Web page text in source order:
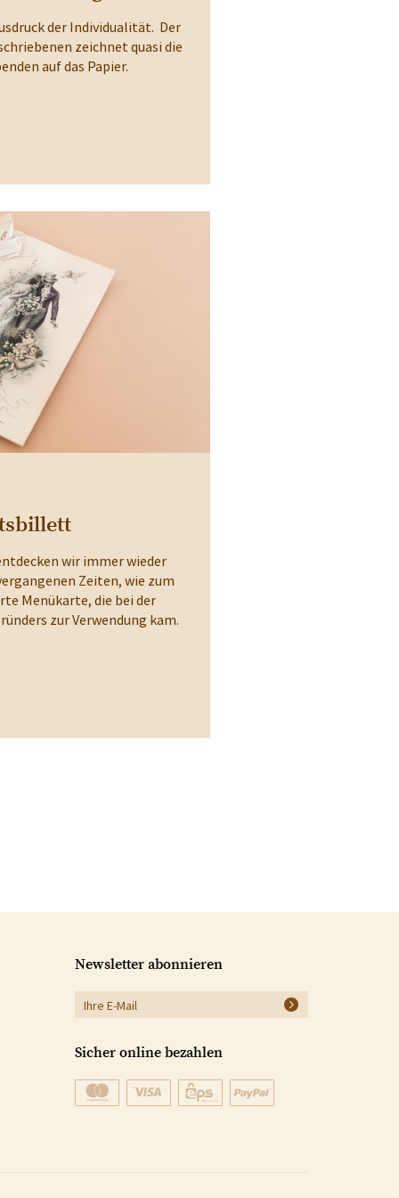
der Individualität. Der
zeichnet quasi die
auf das Papier.
wir immer wieder
Zeiten, wie zum
Menükarte, die bei der
zur Verwendung kam.
Newsletter abonnieren
Sicher online bezahlen